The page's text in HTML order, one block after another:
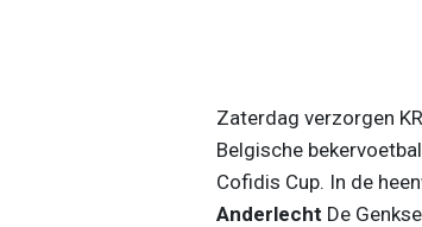
Zaterdag verzorgen
Belgische
Cofidis Cup. In de
Anderlecht De